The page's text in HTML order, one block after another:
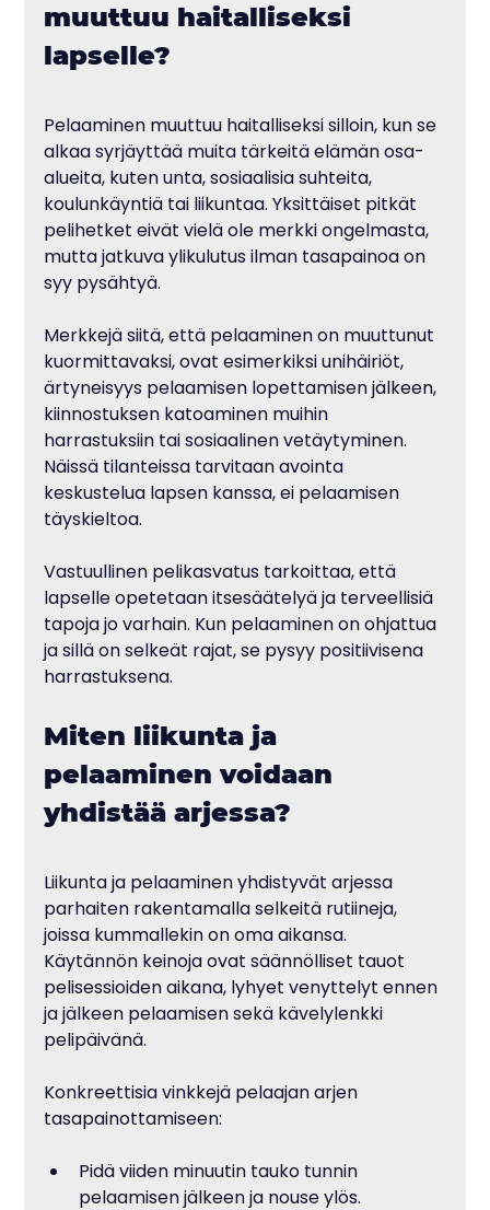
muuttuu haitalliseksi
lapselle?
Pelaaminen muuttuu haitalliseksi silloin, kun se
alkaa syrjäyttää muita tärkeitä elämän osa-
alueita, kuten unta, sosiaalisia suhteita,
koulunkäyntiä tai liikuntaa. Yksittäiset pitkät
pelihetket eivät vielä ole merkki ongelmasta,
mutta jatkuva ylikulutus ilman tasapainoa on
syy pysähtyä.
Merkkejä siitä, että pelaaminen on muuttunut
kuormittavaksi, ovat esimerkiksi unihäiriöt,
ärtyneisyys pelaamisen lopettamisen jälkeen,
kiinnostuksen katoaminen muihin
harrastuksiin tai sosiaalinen vetäytyminen.
Näissä tilanteissa tarvitaan avointa
keskustelua lapsen kanssa, ei pelaamisen
täyskieltoa.
Vastuullinen pelikasvatus tarkoittaa, että
lapselle opetetaan itsesäätelyä ja terveellisiä
tapoja jo varhain. Kun pelaaminen on ohjattua
ja sillä on selkeät rajat, se pysyy positiivisena
harrastuksena.
Miten liikunta ja
pelaaminen voidaan
yhdistää arjessa?
Liikunta ja pelaaminen yhdistyvät arjessa
parhaiten rakentamalla selkeitä rutiineja,
joissa kummallekin on oma aikansa.
Käytännön keinoja ovat säännölliset tauot
pelisessioiden aikana, lyhyet venyttelyt ennen
ja jälkeen pelaamisen sekä kävelylenkki
pelipäivänä.
Konkreettisia vinkkejä pelaajan arjen
tasapainottamiseen:
Pidä viiden minuutin tauko tunnin
pelaamisen jälkeen ja nouse ylös.